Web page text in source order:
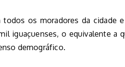
todos os moradores da cidade
iguaçuenses, o equivalente a
demográfico.